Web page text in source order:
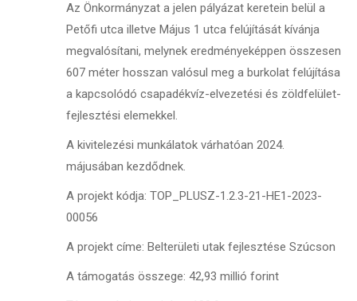
Az Önkormányzat a jelen pályázat keretein belül a
Petőfi utca illetve Május 1 utca felújítását kívánja
megvalósítani, melynek eredményeképpen összesen
607 méter hosszan valósul meg a burkolat felújítása
a kapcsolódó csapadékvíz-elvezetési és zöldfelület-
fejlesztési elemekkel.
A kivitelezési munkálatok várhatóan 2024.
májusában kezdődnek.
A projekt kódja: TOP_PLUSZ-1.2.3-21-HE1-2023-
00056
A projekt címe: Belterületi utak fejlesztése Szúcson
A támogatás összege: 42,93 millió forint